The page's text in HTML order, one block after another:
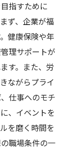
指すために
ず、企業が福
健康保険や年
理サポートが
す。また、労
ながらプライ
仕事へのモチ
、イベントを
を磨く時間を
職場条件の一